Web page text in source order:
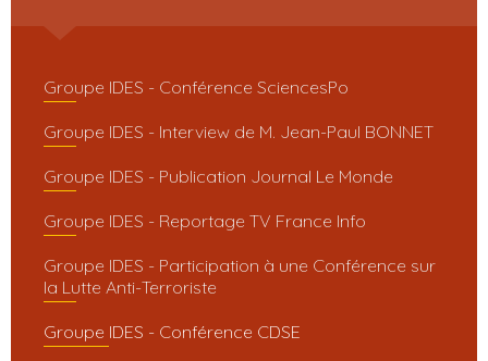
Groupe IDES - Conférence SciencesPo
Groupe IDES - Interview de M. Jean-Paul BONNET
Groupe IDES - Publication Journal Le Monde
Groupe IDES - Reportage TV France Info
Groupe IDES - Participation à une Conférence sur
la Lutte Anti-Terroriste
Groupe IDES - Conférence CDSE